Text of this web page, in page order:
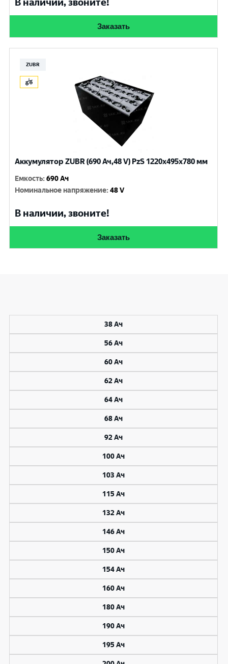
Заказать
ZUBR
Аккумулятор ZUBR (690 Ач,48 V) PzS 1220x495x780 мм
Емкость:690 Ач
Номинальное напряжение:48 V
В наличии, звоните!
Заказать
38 Ач
56 Ач
60 Ач
62 Ач
64 Ач
68 Ач
92 Ач
100 Ач
103 Ач
115 Ач
132 Ач
146 Ач
150 Ач
154 Ач
160 Ач
180 Ач
190 Ач
195 Ач